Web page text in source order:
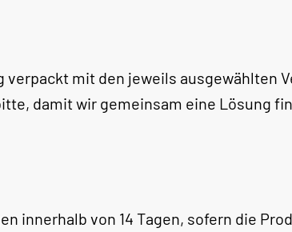
mit den jeweils ausgewählten
damit wir gemeinsam eine Lösung
innerhalb von 14 Tagen, sofern die